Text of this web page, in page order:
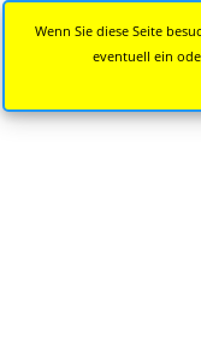
Wenn Sie diese Seite
eventuell ein